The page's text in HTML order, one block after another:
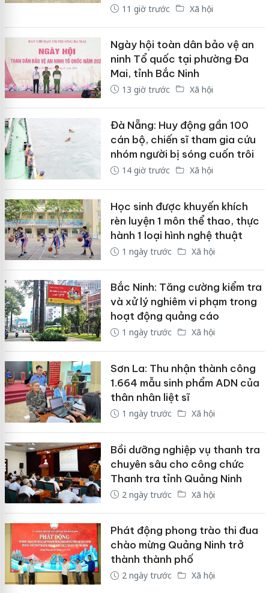
11 giờ trước Xã hội
Ngày hội toàn dân bảo vệ an
ninh Tổ quốc tại phường Đa
Mai, tỉnh Bắc Ninh
13 giờ trước Xã hội
Đà Nẵng: Huy động gần 100
cán bộ, chiến sĩ tham gia cứu
nhóm người bị sóng cuốn trôi
14 giờ trước Xã hội
Học sinh được khuyến khích
rèn luyện 1 môn thể thao, thực
hành 1 loại hình nghệ thuật
1 ngày trước Xã hội
Bắc Ninh: Tăng cường kiểm tra
và xử lý nghiêm vi phạm trong
hoạt động quảng cáo
1 ngày trước Xã hội
Sơn La: Thu nhận thành công
1.664 mẫu sinh phẩm ADN của
thân nhân liệt sĩ
1 ngày trước Xã hội
Bồi dưỡng nghiệp vụ thanh tra
chuyên sâu cho công chức
Thanh tra tỉnh Quảng Ninh
2 ngày trước Xã hội
Phát động phong trào thi đua
chào mừng Quảng Ninh trở
thành thành phố
2 ngày trước Xã hội